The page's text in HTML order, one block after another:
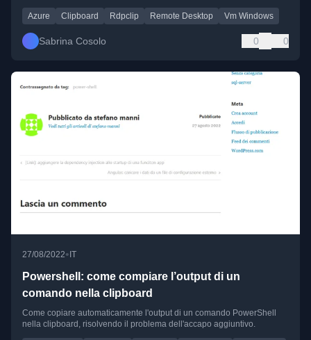
Azure Clipboard Rdpclip Remote Desktop Vm Windows
Sabrina Cosolo 0 0
27/08/2022•IT
Powershell: come compiare l’output di un
comando nella clipboard
Come copiare automaticamente l'output di un comando PowerShell
nella clipboard, risolvendo il problema dell'accapo aggiuntivo.